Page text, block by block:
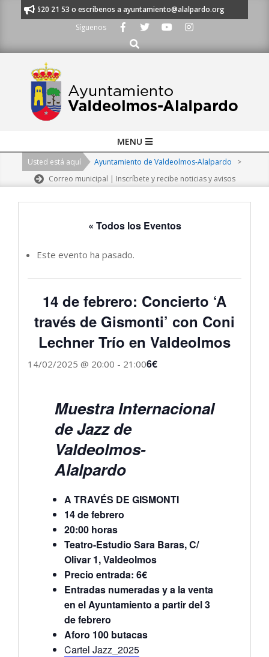
al 91 620 21 53 o escríbenos a ayuntamiento@alalpardo.org
Síguenos
Buscar
Navigation
MENU
Usted está aquí Ayuntamiento de Valdeolmos-Alalpardo
>
Correo municipal | Inscríbete y recibe noticias y avisos
« Todos los Eventos
Este evento ha pasado.
14 de febrero: Concierto ‘A
través de Gismonti’ con Coni
Lechner Trío en Valdeolmos
14/02/2025 @ 20:00 - 21:006€
Muestra Internacional
de Jazz de
Valdeolmos-
Alalpardo
A TRAVÉS DE GISMONTI
14 de febrero
20:00 horas
Teatro-Estudio Sara Baras, C/
Olivar 1, Valdeolmos
Precio entrada: 6€
Entradas numeradas y a la venta
en el Ayuntamiento a partir del 3
de febrero
Aforo 100 butacas
Cartel Jazz_2025